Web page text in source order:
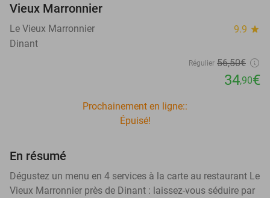
Vieux Marronnier
Le Vieux Marronnier 9.9 star
Dinant
Régulier 56,50€
34,90€
Prochainement en ligne::
Épuisé!
En résumé
Dégustez un menu en 4 services à la carte au restaurant Le
Vieux Marronnier près de Dinant : laissez-vous séduire par